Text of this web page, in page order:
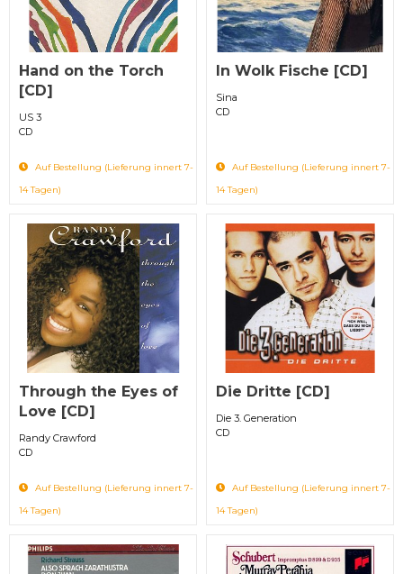
Hand on the Torch
[CD]
US 3
CD
Auf Bestellung (Lieferung innert 7-
14 Tagen)
In Wolk Fische [CD]
Sina
CD
Auf Bestellung (Lieferung innert 7-
14 Tagen)
Through the Eyes of
Love [CD]
Randy Crawford
CD
Auf Bestellung (Lieferung innert 7-
14 Tagen)
Die Dritte [CD]
Die 3. Generation
CD
Auf Bestellung (Lieferung innert 7-
14 Tagen)